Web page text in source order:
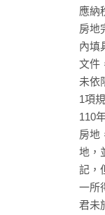
應納
房地
內填
文件
未依
1項
110
房地
地，
記，
一所
君未